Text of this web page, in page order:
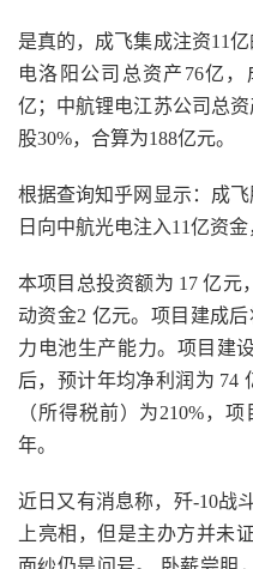
是真的，成飞集成注资11
电洛阳公司总资产76亿，
亿；中航锂电江苏公司总
股30%，合算为188亿元。
根据查询知乎网显示：成
日向中航光电注入11亿资
本项目总投资额为 17 亿元
动资金2 亿元。项目建成
力电池生产能力。项目建
后，预计年均净利润为 74
（所得税前）为210%，
年。
近日又有消息称，歼-10战
上亮相，但是主办方并未